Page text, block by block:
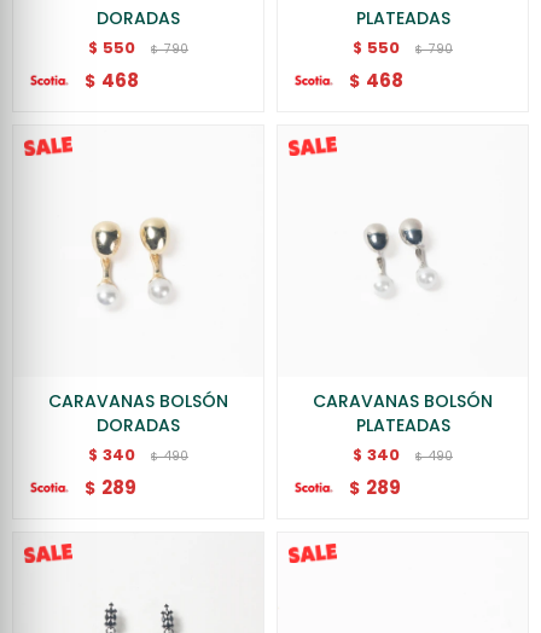
DORADAS
$ 550 $ 790
$ 468
PLATEADAS
$ 550 $ 790
$ 468
CARAVANAS BOLSÓN
DORADAS
$ 340 $ 490
$ 289
CARAVANAS BOLSÓN
PLATEADAS
$ 340 $ 490
$ 289